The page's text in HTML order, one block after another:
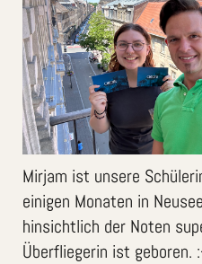
Mirjam ist unsere
einigen Monaten in
hinsichtlich der Noten
Überfliegerin ist geboren.